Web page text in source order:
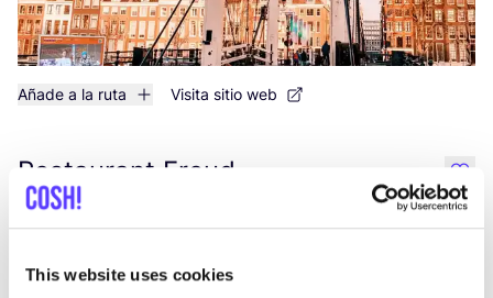
This website uses cookies
Añade a la ruta Visita sitio web
Restaurant Freud
Spaarndammerstraat 424, Amsterdam
Cena
like